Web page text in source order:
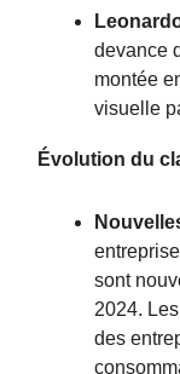
devance
montée
visuelle
Évolution du
sont
2024.
des